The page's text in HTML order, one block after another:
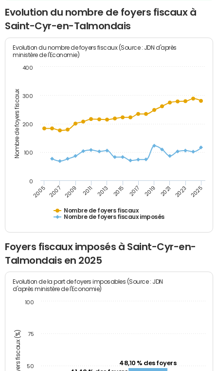
Evolution du nombre de foyers fiscaux à
Saint-Cyr-en-Talmondais
Nombre de foyers fiscaux
Evolution du nombre de foyers fiscaux (Source : JDN d'après
ministère de l'Economie)
Nombre de foyers fiscaux
Nombre de foyers fiscaux imposés
2005 2007 2009 2011 2013 2015 2017 2019 2021 2023 2025
0
100
200
300
400
Foyers fiscaux imposés à Saint-Cyr-en-
Talmondais en 2025
Evolution de la part de foyers imposables (Source : JDN
d'après ministère de l'Economie)
48,10 % des foyers
50
75
100